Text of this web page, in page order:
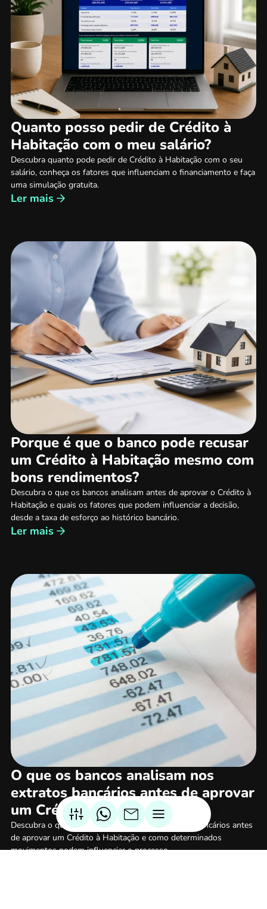
Quanto posso pedir de Crédito à
Habitação com o meu salário?
Descubra quanto pode pedir de Crédito à Habitação com o seu
salário, conheça os fatores que influenciam o financiamento e faça
uma simulação gratuita.
Ler mais
Porque é que o banco pode recusar
um Crédito à Habitação mesmo com
bons rendimentos?
Descubra o que os bancos analisam antes de aprovar o Crédito à
Habitação e quais os fatores que podem influenciar a decisão,
desde a taxa de esforço ao histórico bancário.
Ler mais
O que os bancos analisam nos
extratos bancários antes de aprovar
um Crédito à Habitação
Descubra o que os bancos analisam nos extratos bancários antes
de aprovar um Crédito à Habitação e como determinados
movimentos podem influenciar o processo.